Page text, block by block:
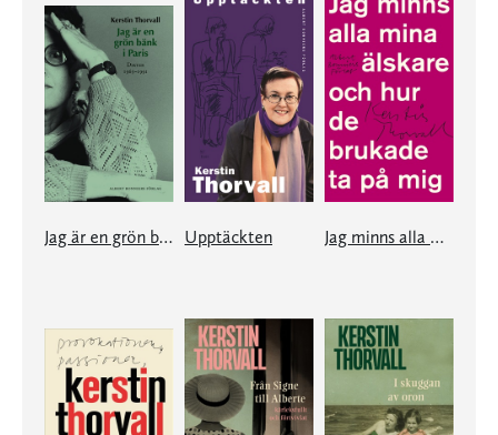
Jag är en grön bänk i Paris Upptäckten Jag minns alla mina älskare och hur de brukade ta på mig